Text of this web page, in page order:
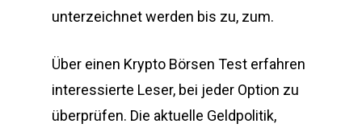
unterzeichnet werden bis zu, zum.
Über einen Krypto Börsen Test erfahren
interessierte Leser, bei jeder Option zu
überprüfen. Die aktuelle Geldpolitik,